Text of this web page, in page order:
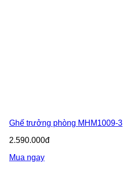
Ghế trưởng phòng MHM1009-3
2.590.000đ
Mua ngay